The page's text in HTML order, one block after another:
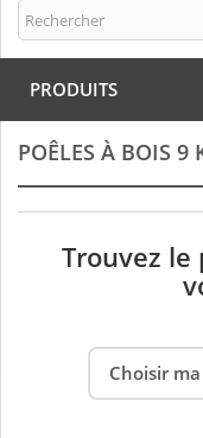
PRODUITS
POÊLES À BOIS 9
Trouvez le
Choisir